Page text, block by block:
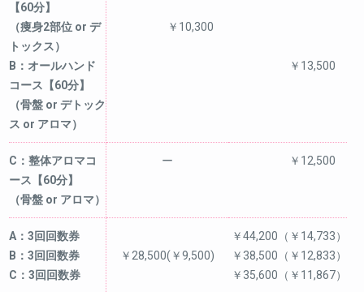
【60分】
（痩身2部位 or デ
トックス）
B：オールハンド
コース【60分】
（骨盤 or デトック
ス or アロマ）
￥10,300
￥13,500
C：整体アロマコ
ース【60分】
（骨盤 or アロマ）
ー ￥12,500
A：3回回数券
B：3回回数券
C：3回回数券
￥28,500(￥9,500)
￥44,200（￥14,733）
￥38,500（￥12,833）
￥35,600（￥11,867）